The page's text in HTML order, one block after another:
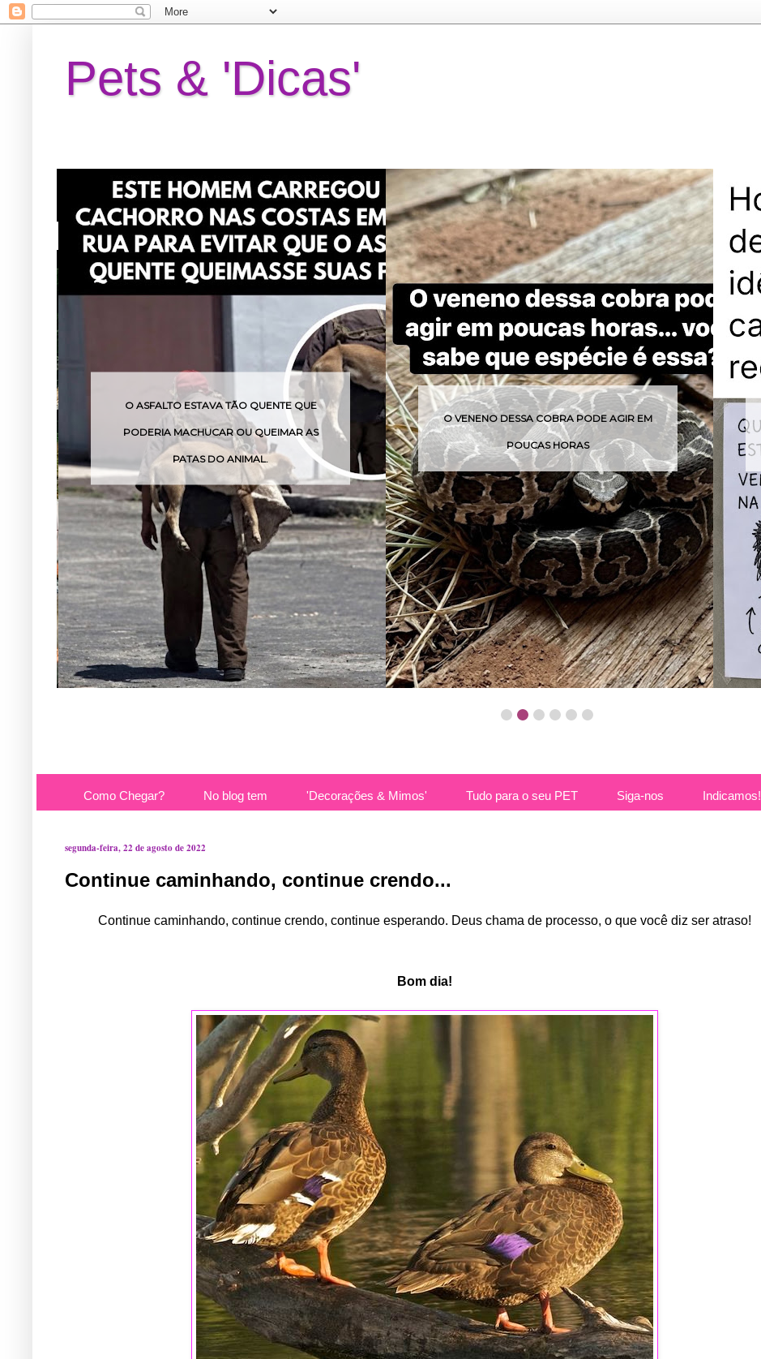
Pets & 'Dicas'
O ASFALTO ESTAVA TÃO QUENTE QUE
PODERIA MACHUCAR OU QUEIMAR AS
PATAS DO ANIMAL.
O VENENO DESSA COBRA PODE AGIR EM
POUCAS HORAS
Como Chegar? No blog tem 'Decorações & Mimos' Tudo para o seu PET Siga-nos Indicamos!
segunda-feira, 22 de agosto de 2022
Continue caminhando, continue crendo...
Continue caminhando, continue crendo, continue esperando. Deus chama de processo, o que você diz ser atraso!
Bom dia!